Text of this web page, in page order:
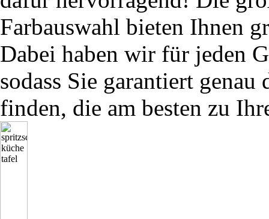
Farbauswahl bieten Ihnen
Dabei haben wir für jeden
sodass Sie garantiert
finden, die am besten zu